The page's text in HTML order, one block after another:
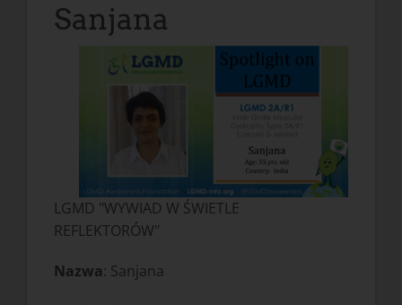
Sanjana
LGMD "WYWIAD W ŚWIETLE
REFLEKTORÓW"
Nazwa: Sanjana